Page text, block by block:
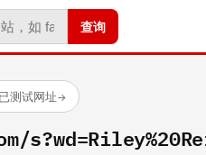
查询
测试网址→